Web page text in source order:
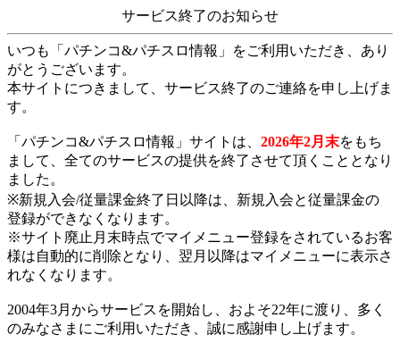
サービス終了のお知らせ
いつも「パチンコ&パチスロ情報」をご利用いただき、あり
がとうございます。
本サイトにつきまして、サービス終了のご連絡を申し上げま
す。
「パチンコ&パチスロ情報」サイトは、 2026年2月末をもち
まして、全てのサービスの提供を終了させて頂くこととなり
ました。
※新規入会/従量課金終了日以降は、新規入会と従量課金の
登録ができなくなります。
※サイト廃止月末時点でマイメニュー登録をされているお客
様は自動的に削除となり、翌月以降はマイメニューに表示さ
れなくなります。
2004年3月からサービスを開始し、およそ22年に渡り、多く
のみなさまにご利用いただき、誠に感謝申し上げます。